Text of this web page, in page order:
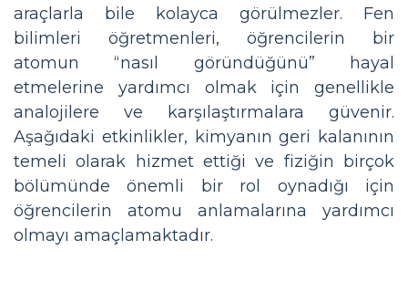
araçlarla bile kolayca görülmezler. Fen
bilimleri öğretmenleri, öğrencilerin bir
atomun “nasıl göründüğünü” hayal
etmelerine yardımcı olmak için genellikle
analojilere ve karşılaştırmalara güvenir.
Aşağıdaki etkinlikler, kimyanın geri kalanının
temeli olarak hizmet ettiği ve fiziğin birçok
bölümünde önemli bir rol oynadığı için
öğrencilerin atomu anlamalarına yardımcı
olmayı amaçlamaktadır.